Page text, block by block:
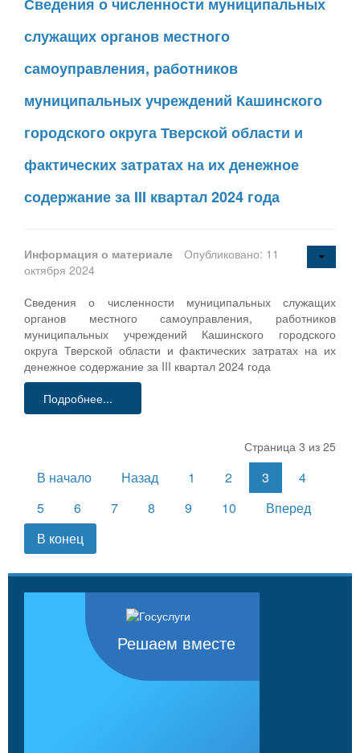
служащих органов местного
самоуправления, работников
муниципальных учреждений Кашинского
городского округа Тверской области и
фактических затратах на их денежное
содержание за III квартал 2024 года
Информация о материале
Опубликовано: 11
октября 2024
Сведения о численности муниципальных служащих
органов местного самоуправления, работников
муниципальных учреждений Кашинского городского
округа Тверской области и фактических затратах на их
денежное содержание за III квартал 2024 года
Подробнее...
Страница 3 из 25
В начало Назад 1 2 3
4
5
6 7 8 9 10
Вперед
В конец
Решаем вместе